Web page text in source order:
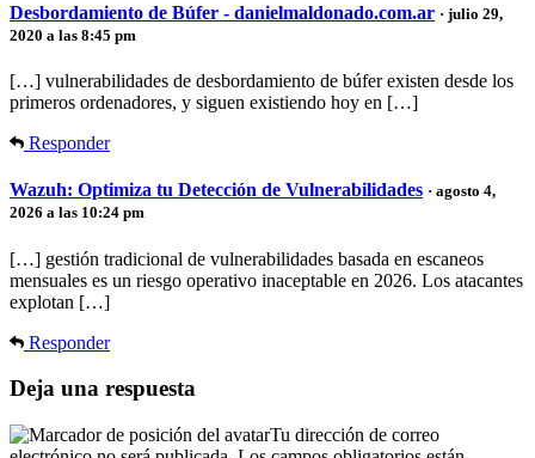
Desbordamiento de Búfer - danielmaldonado.com.ar · julio 29,
2020 a las 8:45 pm
[…] vulnerabilidades de desbordamiento de búfer existen desde los
primeros ordenadores, y siguen existiendo hoy en […]
Responder
Wazuh: Optimiza tu Detección de Vulnerabilidades · agosto 4,
2026 a las 10:24 pm
[…] gestión tradicional de vulnerabilidades basada en escaneos
mensuales es un riesgo operativo inaceptable en 2026. Los atacantes
explotan […]
Responder
Deja una respuesta
Tu dirección de correo